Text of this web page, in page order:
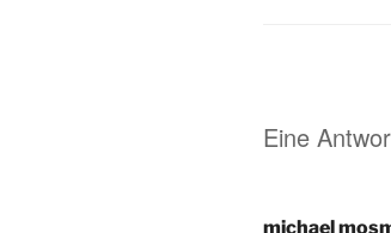
Eine
michael